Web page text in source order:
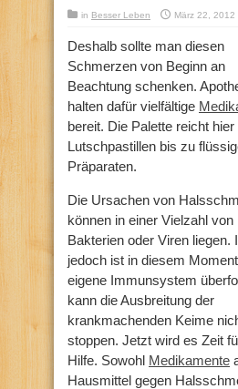
in Besser Leben März 22, 2012
Deshalb sollte man diesen
Schmerzen von Beginn an
Beachtung schenken.
halten dafür vielfältige
bereit. Die Palette reicht hier
Lutschpastillen bis zu
Präparaten.
Die Ursachen von
können in einer Vielzahl von
Bakterien oder Viren liegen.
jedoch ist in diesem
eigene Immunsystem
kann die Ausbreitung der
krankmachenden Keime
stoppen. Jetzt wird es Zeit
Hilfe. Sowohl Medikamente
Hausmittel gegen